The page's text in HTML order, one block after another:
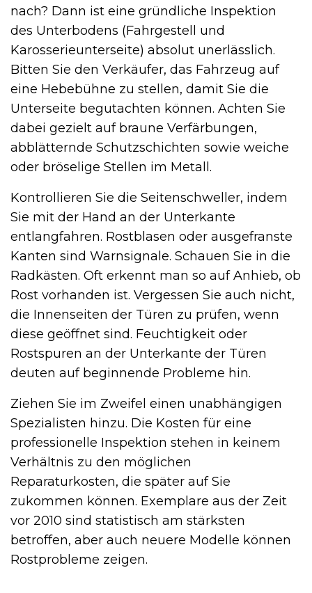
nach? Dann ist eine gründliche Inspektion
des Unterbodens (Fahrgestell und
Karosserieunterseite) absolut unerlässlich.
Bitten Sie den Verkäufer, das Fahrzeug auf
eine Hebebühne zu stellen, damit Sie die
Unterseite begutachten können. Achten Sie
dabei gezielt auf braune Verfärbungen,
abblätternde Schutzschichten sowie weiche
oder bröselige Stellen im Metall.
Kontrollieren Sie die Seitenschweller, indem
Sie mit der Hand an der Unterkante
entlangfahren. Rostblasen oder ausgefranste
Kanten sind Warnsignale. Schauen Sie in die
Radkästen. Oft erkennt man so auf Anhieb, ob
Rost vorhanden ist. Vergessen Sie auch nicht,
die Innenseiten der Türen zu prüfen, wenn
diese geöffnet sind. Feuchtigkeit oder
Rostspuren an der Unterkante der Türen
deuten auf beginnende Probleme hin.
Ziehen Sie im Zweifel einen unabhängigen
Spezialisten hinzu. Die Kosten für eine
professionelle Inspektion stehen in keinem
Verhältnis zu den möglichen
Reparaturkosten, die später auf Sie
zukommen können. Exemplare aus der Zeit
vor 2010 sind statistisch am stärksten
betroffen, aber auch neuere Modelle können
Rostprobleme zeigen.